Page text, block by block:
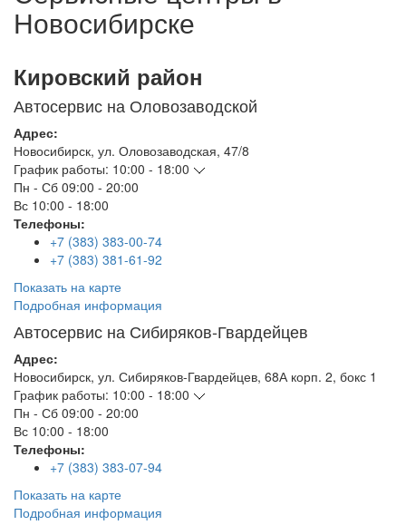
Новосибирске
Кировский район
Автосервис на Оловозаводской
Адрес:
Новосибирск, ул. Оловозаводская, 47/8
График работы: 10:00 - 18:00
Пн - Сб 09:00 - 20:00
Вс 10:00 - 18:00
Телефоны:
+7 (383) 383-00-74
+7 (383) 381-61-92
Показать на карте
Подробная информация
Автосервис на Сибиряков-Гвардейцев
Адрес:
Новосибирск, ул. Сибиряков-Гвардейцев, 68А корп. 2, бокс 1
График работы: 10:00 - 18:00
Пн - Сб 09:00 - 20:00
Вс 10:00 - 18:00
Телефоны:
+7 (383) 383-07-94
Показать на карте
Подробная информация